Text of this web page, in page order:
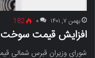
بهمن ۷, ۱۴۰۱ ۰ 182
افزایش قیمت سوخت